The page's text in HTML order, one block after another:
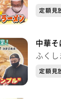
定額見
中華
ふくし
定額見